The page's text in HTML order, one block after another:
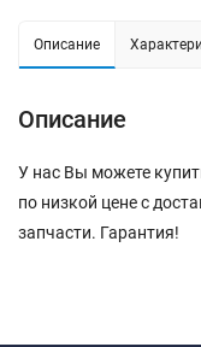
Описание
Описание
У нас Вы можете
по низкой цене с
запчасти. Гарантия!